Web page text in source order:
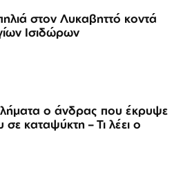
στον Λυκαβηττό κοντά
Ισιδώρων
ο άνδρας που έκρυψε
καταψύκτη – Τι λέει ο